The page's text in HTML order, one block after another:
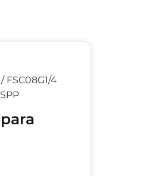
FSC08G1/4